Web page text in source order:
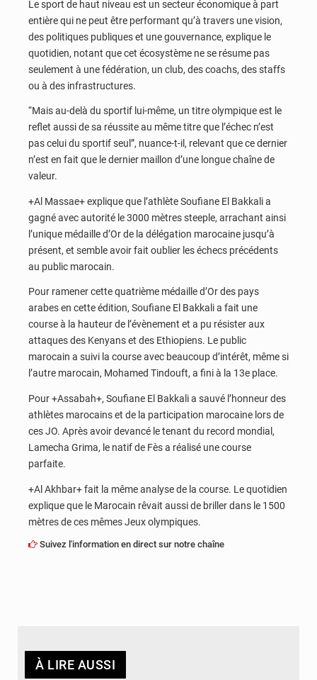
Le sport de haut niveau est un secteur économique à part
entière qui ne peut être performant qu’à travers une vision,
des politiques publiques et une gouvernance, explique le
quotidien, notant que cet écosystème ne se résume pas
seulement à une fédération, un club, des coachs, des staffs
ou à des infrastructures.
“Mais au-delà du sportif lui-même, un titre olympique est le
reflet aussi de sa réussite au même titre que l’échec n’est
pas celui du sportif seul”, nuance-t-il, relevant que ce dernier
n’est en fait que le dernier maillon d’une longue chaîne de
valeur.
+Al Massae+ explique que l’athlète Soufiane El Bakkali a
gagné avec autorité le 3000 mètres steeple, arrachant ainsi
l’unique médaille d’Or de la délégation marocaine jusqu’à
présent, et semble avoir fait oublier les échecs précédents
au public marocain.
Pour ramener cette quatrième médaille d’Or des pays
arabes en cette édition, Soufiane El Bakkali a fait une
course à la hauteur de l’évènement et a pu résister aux
attaques des Kenyans et des Ethiopiens. Le public
marocain a suivi la course avec beaucoup d’intérêt, même si
l’autre marocain, Mohamed Tindouft, a fini à la 13e place.
Pour +Assabah+, Soufiane El Bakkali a sauvé l’honneur des
athlètes marocains et de la participation marocaine lors de
ces JO. Après avoir devancé le tenant du record mondial,
Lamecha Grima, le natif de Fès a réalisé une course
parfaite.
+Al Akhbar+ fait la même analyse de la course. Le quotidien
explique que le Marocain rêvait aussi de briller dans le 1500
mètres de ces mêmes Jeux olympiques.
Suivez l'information en direct sur notre chaîne
À LIRE AUSSI